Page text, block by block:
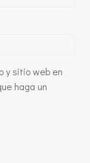
y sitio web en
haga un